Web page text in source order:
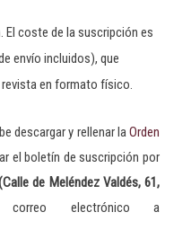
El coste de la suscripción es
envío incluidos), que
en formato físico.
descargar y rellenar laOrden
el boletín de suscripción por
de Meléndez Valdés, 61,
electrónico a